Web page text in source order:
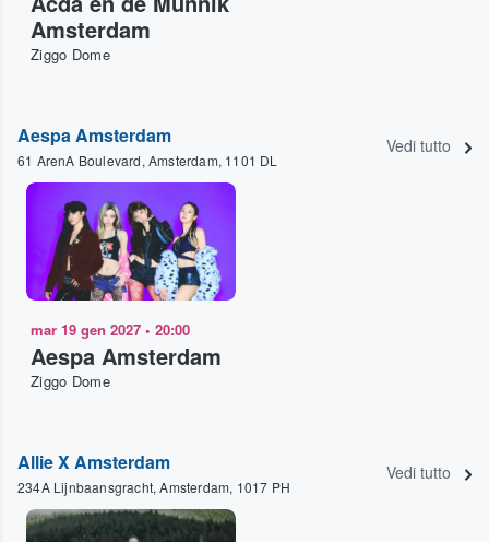
Amsterdam
Ziggo Dome
Aespa Amsterdam
61 ArenA Boulevard, Amsterdam, 1101 DL
Vedi tutto
mar 19 gen 2027 • 20:00
Aespa Amsterdam
Ziggo Dome
Allie X Amsterdam
234A Lijnbaansgracht, Amsterdam, 1017 PH
Vedi tutto